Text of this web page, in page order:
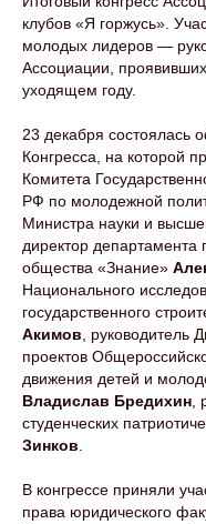
клубов «Я горжусь».
молодых лидеров —
Ассоциации,
уходящем году.
23 декабря состоялась
Конгресса, на которой
Комитета
РФ по молодежной
Министра науки и
директор департамента
общества «Знание»
Национального
государственного
Акимов , руководитель
проектов
движения детей и
Владислав Бредихин
студенческих
Зинков
В конгрессе приняли
права юридического